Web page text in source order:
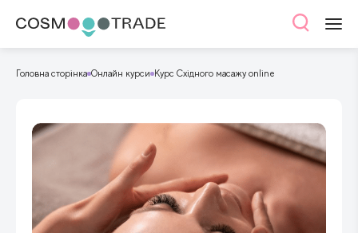
Головна сторінка Онлайн курси Курс Східного масажу online